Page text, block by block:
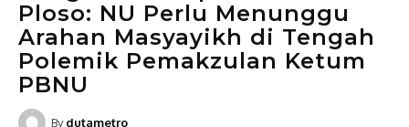
Ploso: NU Perlu Menunggu
Arahan Masyayikh di Tengah
Polemik Pemakzulan Ketum
PBNU
By dutametro